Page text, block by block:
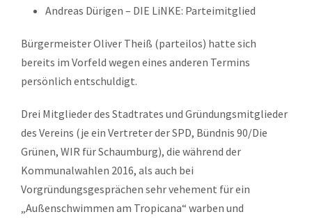
Andreas Dürigen – DIE LiNKE: Parteimitglied
Bürgermeister Oliver Theiß (parteilos) hatte sich
bereits im Vorfeld wegen eines anderen Termins
persönlich entschuldigt.
Drei Mitglieder des Stadtrates und Gründungsmitglieder
des Vereins (je ein Vertreter der SPD, Bündnis 90/Die
Grünen, WIR für Schaumburg), die während der
Kommunalwahlen 2016, als auch bei
Vorgründungsgesprächen sehr vehement für ein
„Außenschwimmen am Tropicana“ warben und